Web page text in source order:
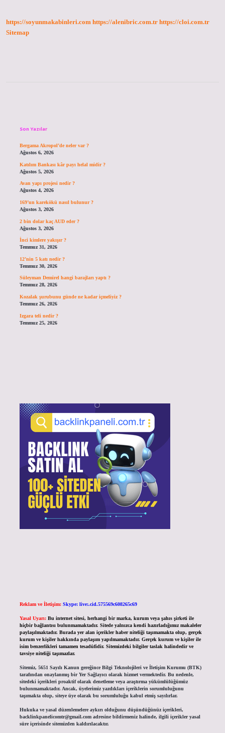
https://soyunmakabinleri.com https://alenibric.com.tr https://cloi.com.tr
Sitemap
Son Yazılar
Bergama Akropol’de neler var ?
Ağustos 6, 2026
Katılım Bankası kâr payı helal midir ?
Ağustos 5, 2026
Avan yapı projesi nedir ?
Ağustos 4, 2026
169’un karekökü nasıl bulunur ?
Ağustos 3, 2026
2 bin dolar kaç AUD eder ?
Ağustos 3, 2026
İnci kimlere yakışır ?
Temmuz 31, 2026
12’nin 5 katı nedir ?
Temmuz 30, 2026
Süleyman Demirel hangi barajları yaptı ?
Temmuz 28, 2026
Kozalak şurubunu günde ne kadar içmeliyiz ?
Temmuz 26, 2026
Izgara teli nedir ?
Temmuz 25, 2026
Reklam ve İletişim: Skype: live:.cid.575569c608265c69
Yasal Uyarı: Bu internet sitesi, herhangi bir marka, kurum veya şahıs şirketi ile
hiçbir bağlantısı bulunmamaktadır. Sitede yalnızca kendi hazırladığımız makaleler
paylaşılmaktadır. Burada yer alan içerikler haber niteliği taşımamakta olup, gerçek
kurum ve kişiler hakkında paylaşım yapılmamaktadır. Gerçek kurum ve kişiler ile
isim benzerlikleri tamamen tesadüfidir. Sitemizdeki bilgiler taslak halindedir ve
tavsiye niteliği taşımazlar.
Sitemiz, 5651 Sayılı Kanun gereğince Bilgi Teknolojileri ve İletişim Kurumu (BTK)
tarafından onaylanmış bir Yer Sağlayıcı olarak hizmet vermektedir. Bu nedenle,
sitedeki içerikleri proaktif olarak denetleme veya araştırma yükümlülüğümüz
bulunmamaktadır. Ancak, üyelerimiz yazdıkları içeriklerin sorumluluğunu
taşımakta olup, siteye üye olarak bu sorumluluğu kabul etmiş sayılırlar.
Hukuka ve yasal düzenlemelere aykırı olduğunu düşündüğünüz içerikleri,
backlinkpanelicomtr@gmail.comadresine bildirmeniz halinde, ilgili içerikler yasal
süre içerisinde sitemizden kaldırılacaktır.